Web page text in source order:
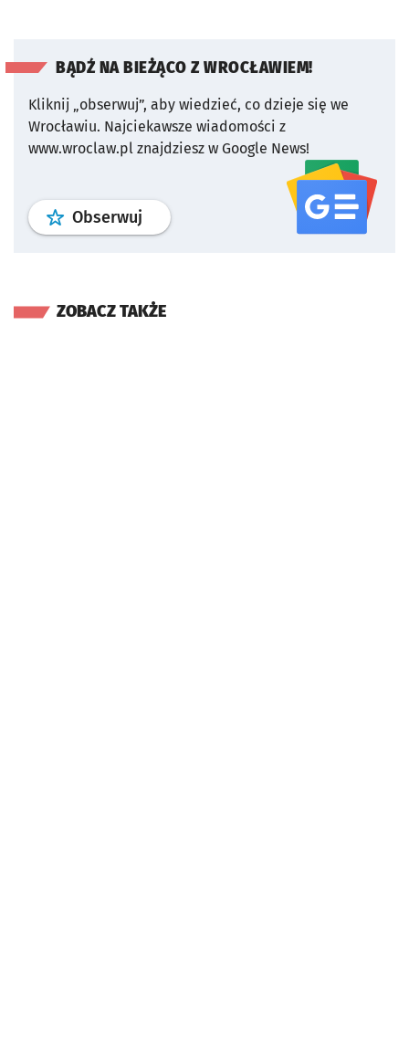
BĄDŹ NA BIEŻĄCO Z WROCŁAWIEM!
Kliknij „obserwuj”, aby wiedzieć, co dzieje się we
Wrocławiu. Najciekawsze wiadomości z
www.wroclaw.pl znajdziesz w Google News!
Obserwuj profil serwisu
ZOBACZ TAKŻE